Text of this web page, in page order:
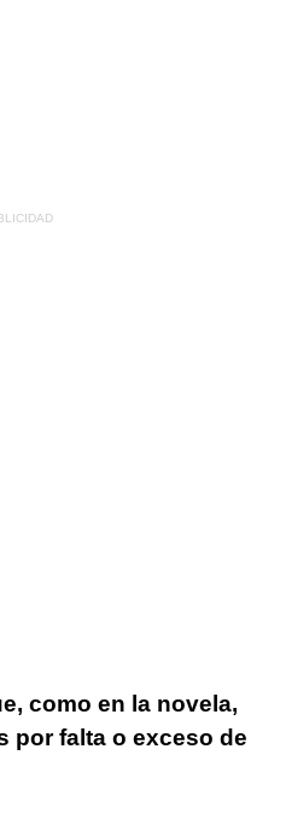
como en la novela,
por falta o exceso de